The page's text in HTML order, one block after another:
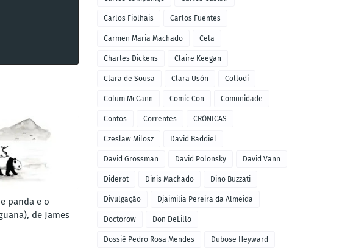
panda e o
de James
Carlos Fiolhais Carlos Fuentes
Carmen Maria Machado Cela
Charles Dickens Claire Keegan
Clara de Sousa Clara Usón Collodi
Colum McCann Comic Con Comunidade
Contos Correntes CRÓNICAS
Czeslaw Milosz David Baddiel
David Grossman David Polonsky David Vann
Diderot Dinis Machado Dino Buzzati
Divulgação Djaimilia Pereira da Almeida
Doctorow Don DeLillo
Dossiê Pedro Rosa Mendes Dubose Heyward